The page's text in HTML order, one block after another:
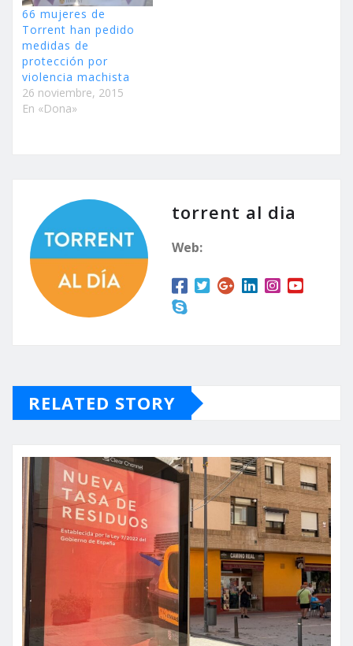
66 mujeres de
Torrent han pedido
medidas de
protección por
violencia machista
26 noviembre, 2015
En «Dona»
torrent al dia
Web:
RELATED STORY